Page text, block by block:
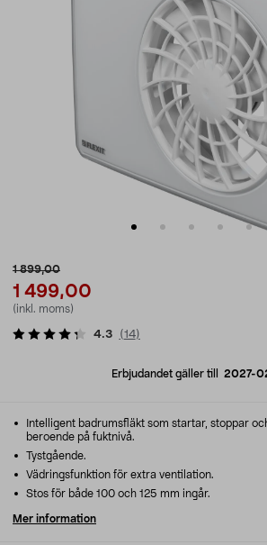
1 899,00
1 499,00
(inkl. moms)
4.3 (14)
Erbjudandet gäller till 2027-
Intelligent badrumsfläkt som startar, stoppar
beroende på fuktnivå.
Tystgående.
Vädringsfunktion för extra ventilation.
Stos för både 100 och 125 mm ingår.
Mer information